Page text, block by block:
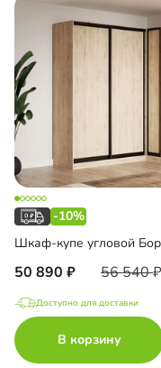
-10%
50 890 56 540
Доступно для доставки
В корзину